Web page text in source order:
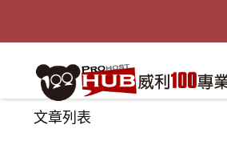
文章列表